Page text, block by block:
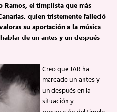
Ramos, el timplista que más
quien tristemente falleció
su aportación a la música
de un antes y un después
Creo que JAR ha
marcado un antes y
un después en la
situación y